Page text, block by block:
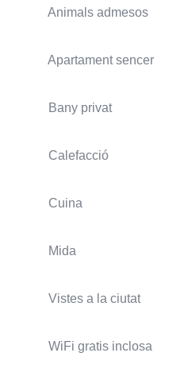
Animals admesos
Apartament sencer
Bany privat
Calefacció
Cuina
Mida
Vistes a la ciutat
WiFi gratis inclosa